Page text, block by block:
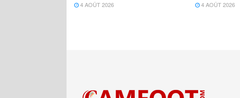
4 AOÛT 2026 4 AOÛT 2026